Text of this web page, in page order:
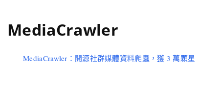
MediaCrawler
MediaCrawler：開源社群媒體資料爬蟲，獲 3 萬顆星